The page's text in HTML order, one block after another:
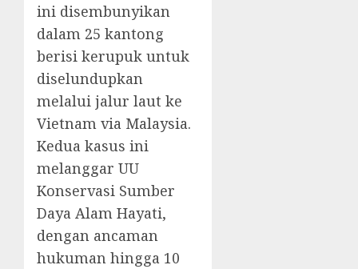
ini disembunyikan
dalam 25 kantong
berisi kerupuk untuk
diselundupkan
melalui jalur laut ke
Vietnam via Malaysia.
Kedua kasus ini
melanggar UU
Konservasi Sumber
Daya Alam Hayati,
dengan ancaman
hukuman hingga 10